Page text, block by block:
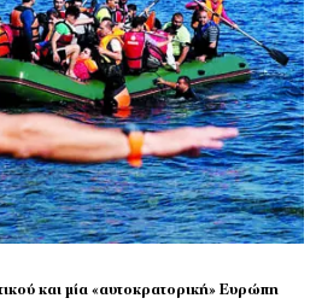
και μία «αυτοκρατορική» Ευρώπη